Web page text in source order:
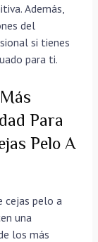
Además,
del
si tienes
para ti.
Para
Pelo A
cejas pelo a
una
los más